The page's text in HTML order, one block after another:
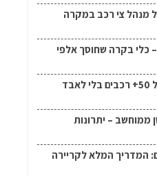
מנהל צי רכב במקרה
כלי בקרה שחוסך אלפי
איך לנהל צי רכב של 50+ רכבים בלי לאבד
ממוחשב – יתרונות
המדריך המלא לקריירה